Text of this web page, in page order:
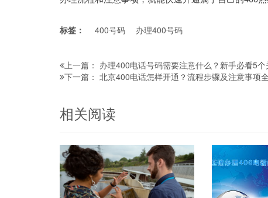
标签： 400号码 办理400号码
上一篇： 办理400电话号码需要注意什么？新手必看5
下一篇： 北京400电话怎样开通？流程步骤及注意事项
相关阅读